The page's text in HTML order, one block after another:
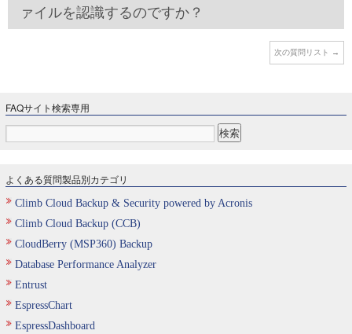
ァイルを認識するのですか？
次の質問リスト →
FAQサイト検索専用
よくある質問製品別カテゴリ
Climb Cloud Backup & Security powered by Acronis
Climb Cloud Backup (CCB)
CloudBerry (MSP360) Backup
Database Performance Analyzer
Entrust
EspressChart
EspressDashboard